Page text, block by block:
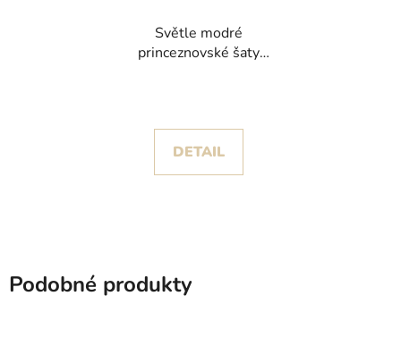
Světle modré
princeznovské šaty
DETAIL
Podobné produkty